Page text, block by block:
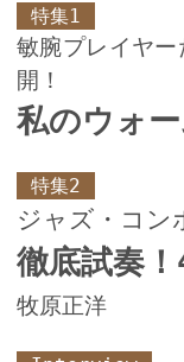
特集1
敏腕プレイヤ
開！
私のウォ
特集2
ジャズ・コン
徹底試奏
牧原正洋